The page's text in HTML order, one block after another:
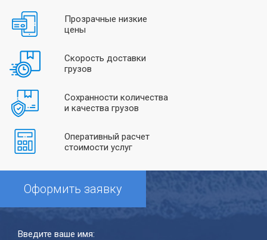
Прозрачные низкие
цены
Скорость доставки
грузов
Сохранности количества
и качества грузов
Оперативный расчет
стоимости услуг
Оформить заявку
Введите ваше имя: